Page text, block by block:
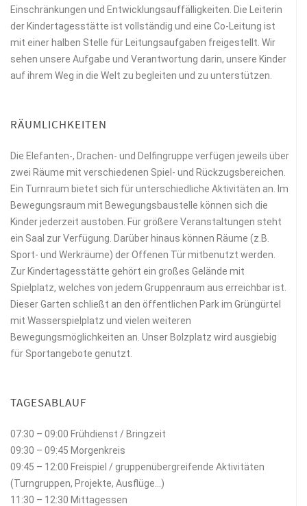
Einschränkungen und Entwicklungsauffälligkeiten. Die Leiterin
der Kindertagesstätte ist vollständig und eine Co-Leitung ist
mit einer halben Stelle für Leitungsaufgaben freigestellt. Wir
sehen unsere Aufgabe und Verantwortung darin, unsere Kinder
auf ihrem Weg in die Welt zu begleiten und zu unterstützen.
RÄUMLICHKEITEN
Die Elefanten-, Drachen- und Delfingruppe verfügen jeweils über
zwei Räume mit verschiedenen Spiel- und Rückzugsbereichen.
Ein Turnraum bietet sich für unterschiedliche Aktivitäten an. Im
Bewegungsraum mit Bewegungsbaustelle können sich die
Kinder jederzeit austoben. Für größere Veranstaltungen steht
ein Saal zur Verfügung. Darüber hinaus können Räume (z.B.
Sport- und Werkräume) der Offenen Tür mitbenutzt werden.
Zur Kindertagesstätte gehört ein großes Gelände mit
Spielplatz, welches von jedem Gruppenraum aus erreichbar ist.
Dieser Garten schließt an den öffentlichen Park im Grüngürtel
mit Wasserspielplatz und vielen weiteren
Bewegungsmöglichkeiten an. Unser Bolzplatz wird ausgiebig
für Sportangebote genutzt.
TAGESABLAUF
07:30 – 09:00 Frühdienst / Bringzeit
09:30 – 09:45 Morgenkreis
09:45 – 12:00 Freispiel / gruppenübergreifende Aktivitäten
(Turngruppen, Projekte, Ausflüge…)
11:30 – 12:30 Mittagessen